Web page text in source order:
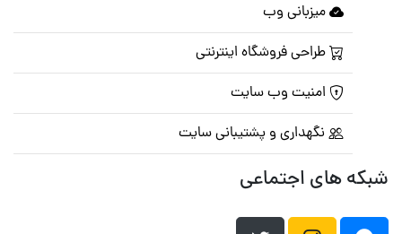
میزبانی وب
طراحی فروشگاه اینترنتی
امنیت وب سایت
نگهداری و پشتیبانی سایت
شبکه های اجتماعی